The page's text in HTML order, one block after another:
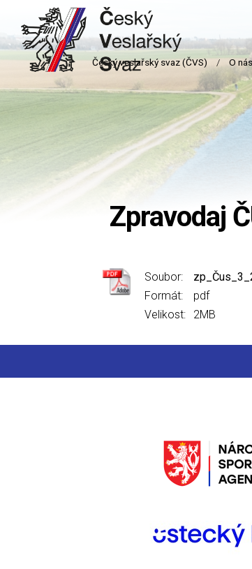
Zpravodaj
Soubor:
Formát:
pdf
Velikost:
2MB